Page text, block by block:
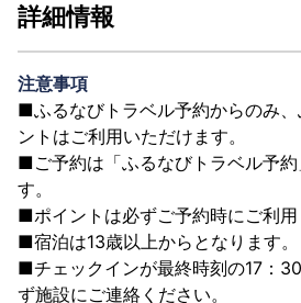
詳細情報
注意事項
■ふるなびトラベル予約からのみ
ントはご利用いただけます。
■ご予約は「ふるなびトラベル予約
す。
■ポイントは必ずご予約時にご利用
■宿泊は13歳以上からとなります。
■チェックインが最終時刻の17：
ず施設にご連絡ください。